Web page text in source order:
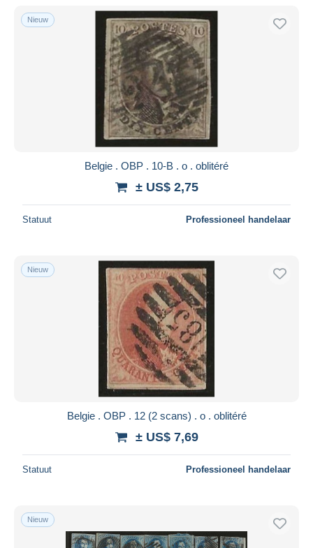
Alleen met korting
Gratis levering
PayPal
Bankoverschrijving
Mastercard
Bancontact
iDeal
Toepassen
Nieuw
Belgie . OBP . 10-B . o . oblitéré
± US$ 2,75
Statuut Professioneel handelaar
Nieuw
Belgie . OBP . 12 (2 scans) . o . oblitéré
± US$ 7,69
Statuut Professioneel handelaar
Nieuw